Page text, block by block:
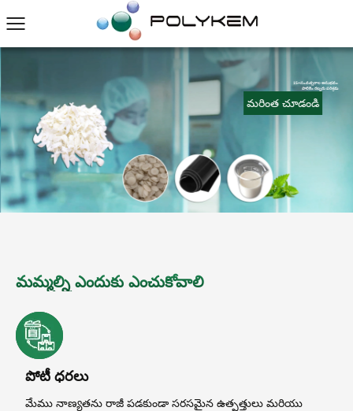
15+సంవత్సరాల అనుభవం
పాలికెం రబ్బరు పరిశ్రమ
మరింత చూడండి
మమ్మల్ని ఎందుకు ఎంచుకోవాలి
పోటీ ధరలు
మేము నాణ్యతను రాజీ పడకుండా సరసమైన ఉత్పత్తులు మరియు